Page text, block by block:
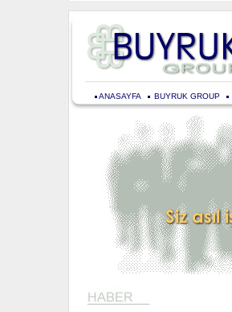
ANASAYFA BUYRUK GROUP